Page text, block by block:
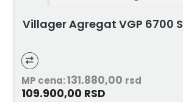
Villager Agregat VGP 6700 S
MP cena:131.880,00 rsd
109.900,00 RSD